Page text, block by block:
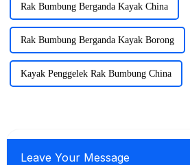
Rak Bumbung Berganda Kayak China
Rak Bumbung Berganda Kayak Borong
Kayak Penggelek Rak Bumbung China
Leave Your Message